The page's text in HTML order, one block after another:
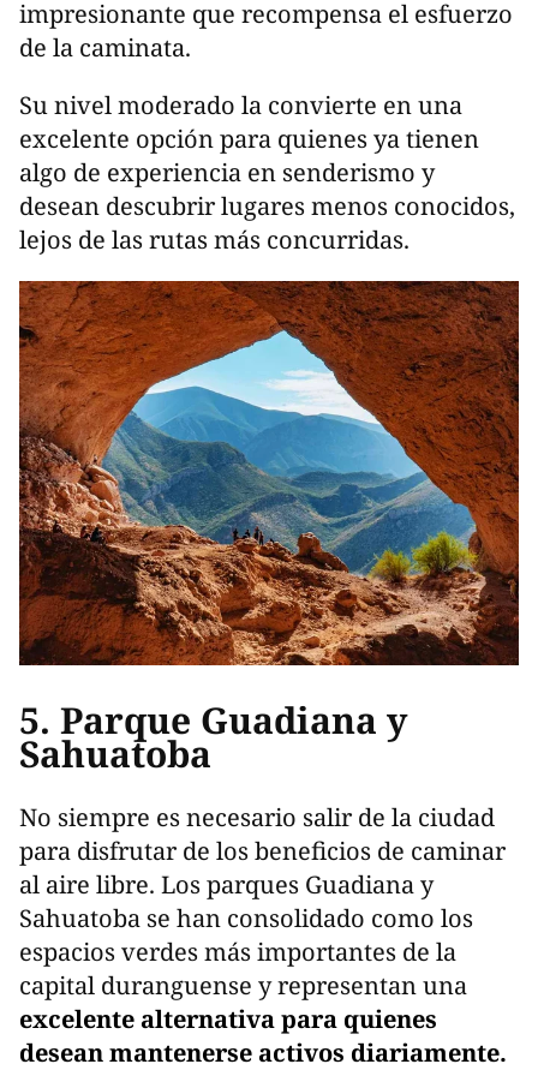
impresionante que recompensa el esfuerzo
de la caminata.
Su nivel moderado la convierte en una
excelente opción para quienes ya tienen
algo de experiencia en senderismo y
desean descubrir lugares menos conocidos,
lejos de las rutas más concurridas.
5. Parque Guadiana y
Sahuatoba
No siempre es necesario salir de la ciudad
para disfrutar de los beneficios de caminar
al aire libre. Los parques Guadiana y
Sahuatoba se han consolidado como los
espacios verdes más importantes de la
capital duranguense y representan una
excelente alternativa para quienes
desean mantenerse activos diariamente.